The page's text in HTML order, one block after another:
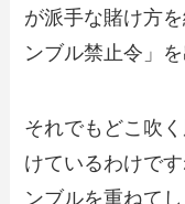
が派手な賭け方
ンブル禁止令」
それでもどこ吹
けているわけで
ンブルを重ねて